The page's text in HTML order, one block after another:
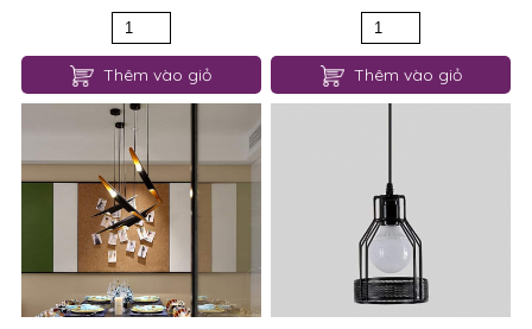
Thêm vào giỏ Thêm vào giỏ